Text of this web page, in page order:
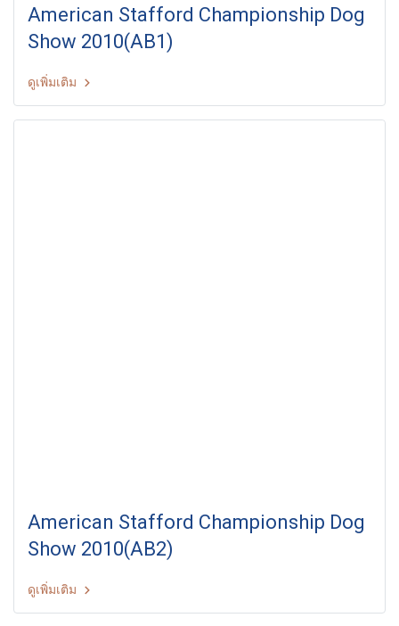
American Stafford Championship Dog
Show 2010(AB1)
ดูเพิ่มเติม
American Stafford Championship Dog
Show 2010(AB2)
ดูเพิ่มเติม